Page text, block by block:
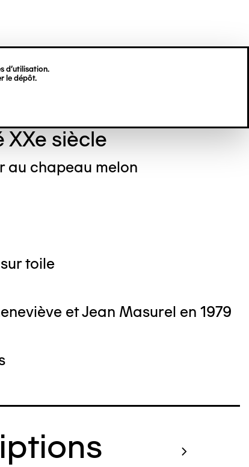
d’utilisation.
le dépôt.
XXe siècle
au chapeau melon
toile
et Jean Masurel en 1979